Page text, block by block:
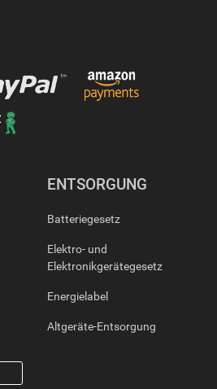
ENTSORGUNG
Batteriegesetz
Elektro- und
Elektronikgerätegesetz
Energielabel
Altgeräte-Entsorgung